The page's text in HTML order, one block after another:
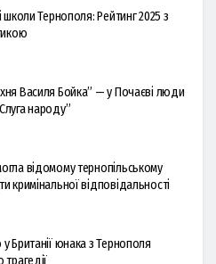
школи Тернополя: Рейтинг 2025 з
Василя Бойка” — у Почаєві люди
народу”
відомому тернопільському
кримінальної відповідальності
Британії юнака з Тернополя